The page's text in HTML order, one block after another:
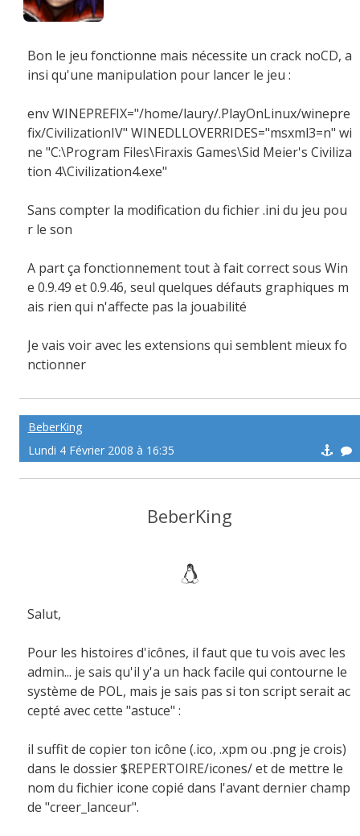
Bon le jeu fonctionne mais nécessite un crack noCD, a
insi qu'une manipulation pour lancer le jeu :
env WINEPREFIX="/home/laury/.PlayOnLinux/winepre
fix/CivilizationIV" WINEDLLOVERRIDES="msxml3=n" wi
ne "C:\Program Files\Firaxis Games\Sid Meier's Civiliza
tion 4\Civilization4.exe"
Sans compter la modification du fichier .ini du jeu pou
r le son
A part ça fonctionnement tout à fait correct sous Win
e 0.9.49 et 0.9.46, seul quelques défauts graphiques m
ais rien qui n'affecte pas la jouabilité
Je vais voir avec les extensions qui semblent mieux fo
nctionner
BeberKing
Lundi 4 Février 2008 à 16:35
BeberKing
Salut,
Pour les histoires d'icônes, il faut que tu vois avec les
admin... je sais qu'il y'a un hack facile qui contourne le
système de POL, mais je sais pas si ton script serait ac
cepté avec cette "astuce" :
il suffit de copier ton icône (.ico, .xpm ou .png je crois)
dans le dossier $REPERTOIRE/icones/ et de mettre le
nom du fichier icone copié dans l'avant dernier champ
de "creer_lanceur".